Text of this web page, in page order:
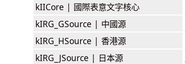
kIICore | 國際表意文字核心
kIRG_GSource | 中國源
kIRG_HSource | 香港源
kIRG_JSource | 日本源